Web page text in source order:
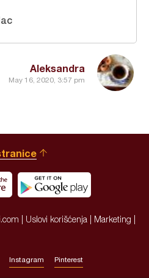
Aleksandra
May 16, 2020, 3:57 pm
| Uslovi korišćenja Marketing
Instagram Pinterest